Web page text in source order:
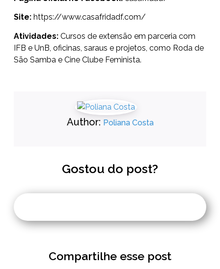
Site: https://www.casafridadf.com/
Atividades: Cursos de extensão em parceria com
IFB e UnB, oficinas, saraus e projetos, como Roda de
São Samba e Cine Clube Feminista.
Author: Poliana Costa
Gostou do post?
Compartilhe esse post